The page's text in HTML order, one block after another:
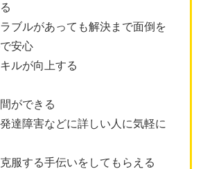
ブルがあっても解決まで面倒を
安心
ルが向上する
ができる
達障害などに詳しい人に気軽に
服する手伝いをしてもらえる